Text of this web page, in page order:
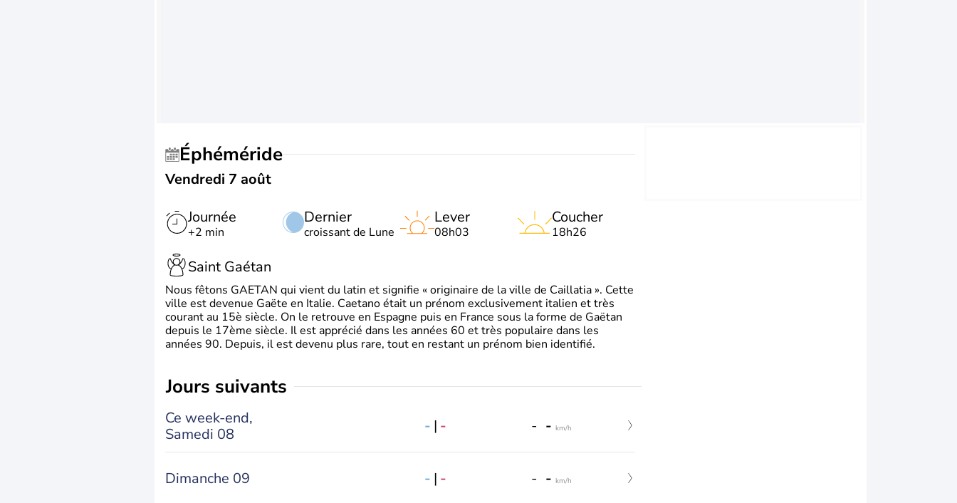
Éphéméride
Vendredi 7 août
Journée
+2 min
Dernier
croissant de Lune
Lever
08h03
Coucher
18h26
Saint Gaétan
Nous fêtons GAETAN qui vient du latin et signifie « originaire de la ville de Caillatia ». Cette
ville est devenue Gaëte en Italie. Caetano était un prénom exclusivement italien et très
courant au 15è siècle. On le retrouve en Espagne puis en France sous la forme de Gaëtan
depuis le 17ème siècle. Il est apprécié dans les années 60 et très populaire dans les
années 90. Depuis, il est devenu plus rare, tout en restant un prénom bien identifié.
jours suivants
Ce week-end,
Samedi 08
- | - - - km/h
Dimanche 09 - | - - - km/h